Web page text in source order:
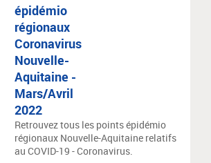
épidémio
régionaux
Coronavirus
Nouvelle-
Aquitaine -
Mars/Avril
2022
Retrouvez tous les points épidémio
régionaux Nouvelle-Aquitaine relatifs
au COVID-19 - Coronavirus.